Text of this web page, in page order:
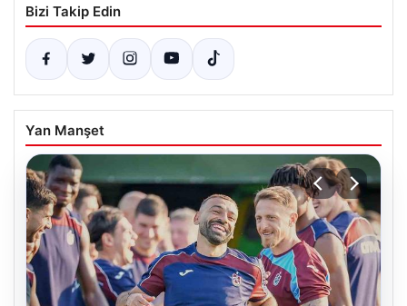
Bizi Takip Edin
Yan Manşet